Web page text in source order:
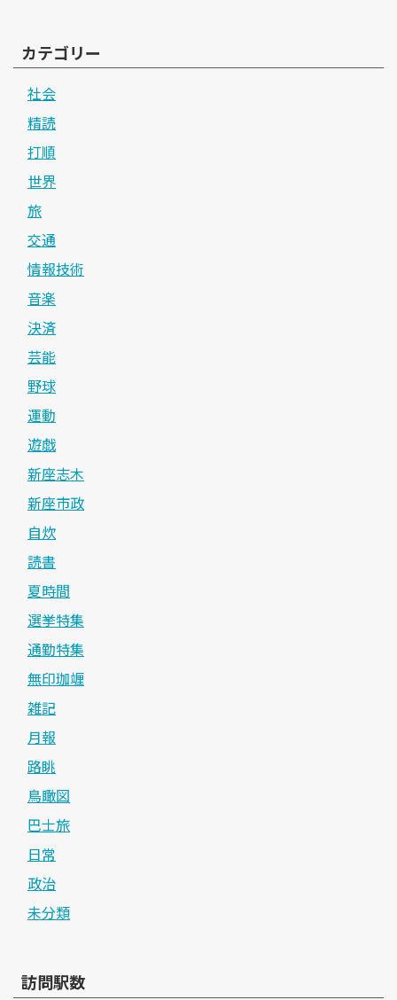
カテゴリー
社会
精読
打順
世界
旅
交通
情報技術
音楽
決済
芸能
野球
運動
遊戯
新座志木
新座市政
自炊
読書
夏時間
選挙特集
通勤特集
無印珈竰
雑記
月報
路眺
鳥瞰図
巴士旅
日常
政治
未分類
訪問駅数